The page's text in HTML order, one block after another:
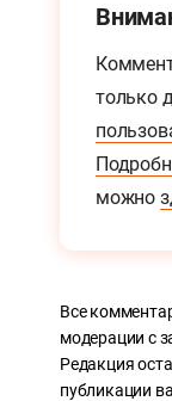
только
можно
Все
модерации с
Редакция
публикации